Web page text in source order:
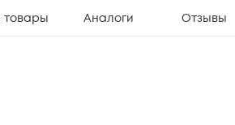
товары Аналоги Отзывы